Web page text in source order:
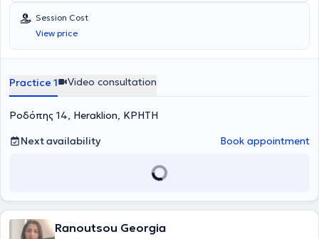
Session Cost
View price
Practice 1 Video consultation
Ροδόπης 14, Heraklion, ΚΡΗΤΗ
Next availability
Book appointment
Ranoutsou Georgia